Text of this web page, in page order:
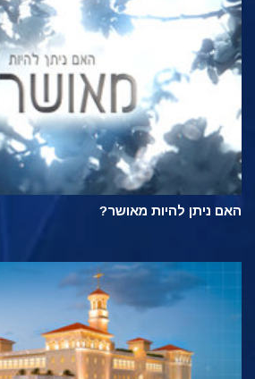
האם ניתן להיות מאושר?